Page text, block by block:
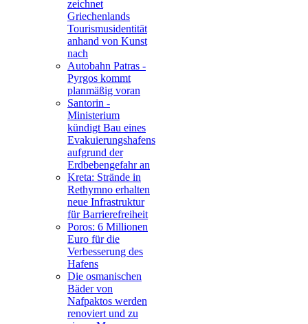
zeichnet
Griechenlands
Tourismusidentität
anhand von Kunst
nach
Autobahn Patras -
Pyrgos kommt
planmäßig voran
Santorin -
Ministerium
kündigt Bau eines
Evakuierungshafens
aufgrund der
Erdbebengefahr an
Kreta: Strände in
Rethymno erhalten
neue Infrastruktur
für Barrierefreiheit
Poros: 6 Millionen
Euro für die
Verbesserung des
Hafens
Die osmanischen
Bäder von
Nafpaktos werden
renoviert und zu